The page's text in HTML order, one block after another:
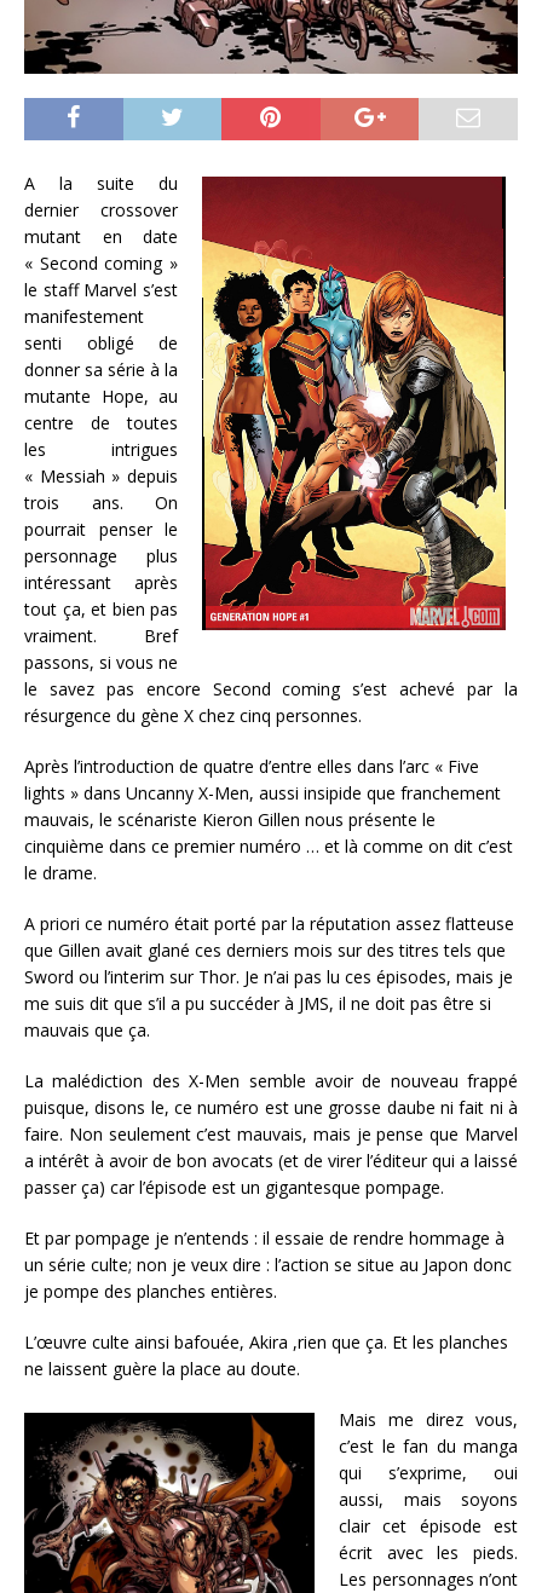
A la suite du
dernier crossover
mutant en date
« Second coming »
le staff Marvel s’est
manifestement
senti obligé de
donner sa série à la
mutante Hope, au
centre de toutes
les intrigues
« Messiah » depuis
trois ans. On
pourrait penser le
personnage plus
intéressant après
tout ça, et bien pas
vraiment. Bref
passons, si vous ne
le savez pas encore Second coming s’est achevé par la
résurgence du gène X chez cinq personnes.
Après l’introduction de quatre d’entre elles dans l’arc « Five
lights » dans Uncanny X-Men, aussi insipide que franchement
mauvais, le scénariste Kieron Gillen nous présente le
cinquième dans ce premier numéro … et là comme on dit c’est
le drame.
A priori ce numéro était porté par la réputation assez flatteuse
que Gillen avait glané ces derniers mois sur des titres tels que
Sword ou l’interim sur Thor. Je n’ai pas lu ces épisodes, mais je
me suis dit que s’il a pu succéder à JMS, il ne doit pas être si
mauvais que ça.
La malédiction des X-Men semble avoir de nouveau frappé
puisque, disons le, ce numéro est une grosse daube ni fait ni à
faire. Non seulement c’est mauvais, mais je pense que Marvel
a intérêt à avoir de bon avocats (et de virer l’éditeur qui a laissé
passer ça) car l’épisode est un gigantesque pompage.
Et par pompage je n’entends : il essaie de rendre hommage à
un série culte; non je veux dire : l’action se situe au Japon donc
je pompe des planches entières.
L’œuvre culte ainsi bafouée, Akira ,rien que ça. Et les planches
ne laissent guère la place au doute.
Mais me direz vous,
c’est le fan du manga
qui s’exprime, oui
aussi, mais soyons
clair cet épisode est
écrit avec les pieds.
Les personnages n’ont